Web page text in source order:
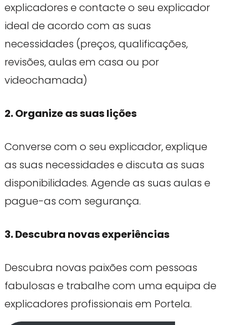
explicadores e contacte o seu explicador
ideal de acordo com as suas
necessidades (preços, qualificações,
revisões, aulas em casa ou por
videochamada)
2. Organize as suas lições
Converse com o seu explicador, explique
as suas necessidades e discuta as suas
disponibilidades. Agende as suas aulas e
pague-as com segurança.
3. Descubra novas experiências
Descubra novas paixões com pessoas
fabulosas e trabalhe com uma equipa de
explicadores profissionais em Portela.